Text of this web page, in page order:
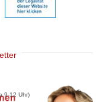
9-12 Uhr)